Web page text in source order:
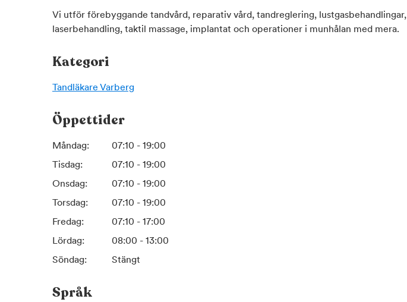
Vi utför förebyggande tandvård, reparativ vård, tandreglering, lustgasbehandlingar,
laserbehandling, taktil massage, implantat och operationer i munhålan med mera.
Kategori
Tandläkare Varberg
Öppettider
Måndag:
07:10 - 19:00
Tisdag:
07:10 - 19:00
Onsdag:
07:10 - 19:00
Torsdag:
07:10 - 19:00
Fredag:
07:10 - 17:00
Lördag:
08:00 - 13:00
Söndag:
Stängt
Språk